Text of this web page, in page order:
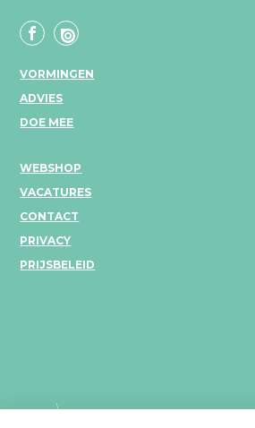
VORMINGEN
ADVIES
DOE MEE
WEBSHOP
VACATURES
CONTACT
PRIVACY
PRIJSBELEID